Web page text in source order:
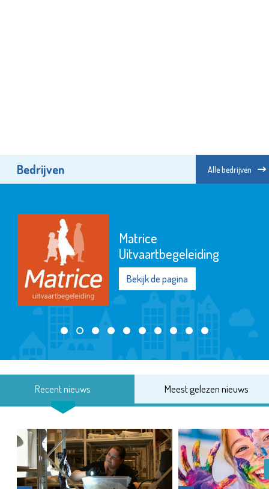
Bedrijven Alle bedrijven
Matrice
Uitvaartbegeleiding
Bekijk de pagina
Recent nieuws Meest gelezen nieuws